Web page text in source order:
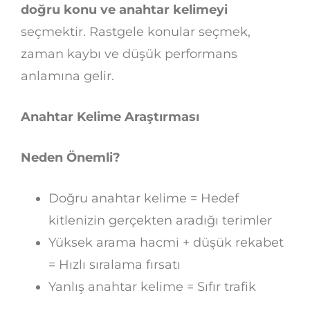
doğru konu ve anahtar kelimeyi
seçmektir. Rastgele konular seçmek,
zaman kaybı ve düşük performans
anlamına gelir.
Anahtar Kelime Araştırması
Neden Önemli?
Doğru anahtar kelime = Hedef
kitlenizin gerçekten aradığı terimler
Yüksek arama hacmi + düşük rekabet
= Hızlı sıralama fırsatı
Yanlış anahtar kelime = Sıfır trafik